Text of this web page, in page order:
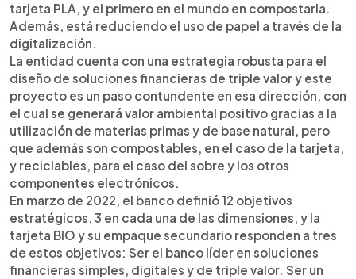
tarjeta PLA, y el primero en el mundo en compostarla.
Además, está reduciendo el uso de papel a través de la
digitalización.
La entidad cuenta con una estrategia robusta para el
diseño de soluciones financieras de triple valor y este
proyecto es un paso contundente en esa dirección, con
el cual se generará valor ambiental positivo gracias a la
utilización de materias primas y de base natural, pero
que además son compostables, en el caso de la tarjeta,
y reciclables, para el caso del sobre y los otros
componentes electrónicos.
En marzo de 2022, el banco definió 12 objetivos
estratégicos, 3 en cada una de las dimensiones, y la
tarjeta BIO y su empaque secundario responden a tres
de estos objetivos: Ser el banco líder en soluciones
financieras simples, digitales y de triple valor. Ser un